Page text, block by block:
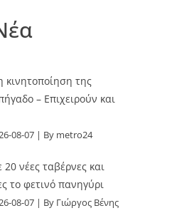
της
– Επιχειρούν και
08-07 By metro24
νέες ταβέρνες και
το φετινό πανηγύρι
08-07 By Γιώργος Βένης